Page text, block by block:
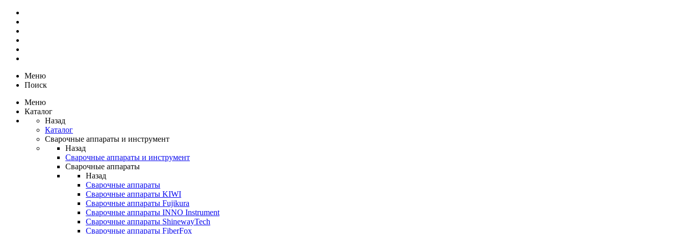
Меню
Поиск
Меню
Каталог
Назад
Каталог
Сварочные аппараты и инструмент
Назад
Сварочные аппараты и инструмент
Сварочные аппараты
Назад
Сварочные аппараты
Сварочные аппараты KIWI
Сварочные аппараты Fujikura
Сварочные аппараты INNO Instrument
Сварочные аппараты ShinewayTech
Cварочные аппараты FiberFox